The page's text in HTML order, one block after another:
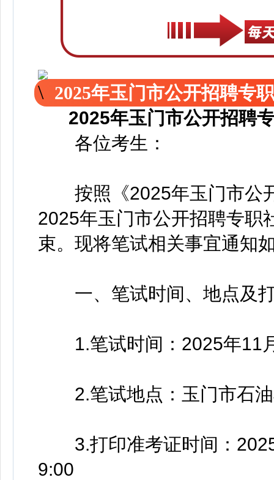
2025年玉门市公开招聘专
2025年玉门市公开招聘
各位考生：
按照《2025年玉门市公
2025年玉门市公开招聘专职
束。现将笔试相关事宜通知
一、笔试时间、地点及打
1.笔试时间：2025年11
2.笔试地点：玉门市石油
3.打印准考证时间：
9:00